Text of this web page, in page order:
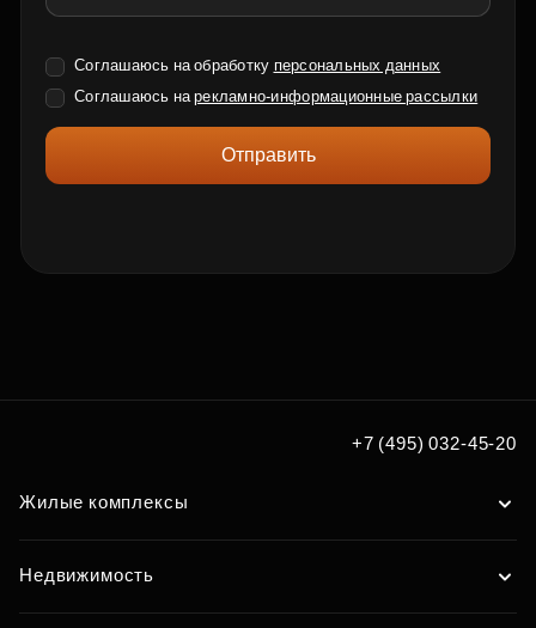
Соглашаюсь на обработку персональных данных
Соглашаюсь нарекламно-информационные рассылки
Отправить
+7 (495) 032-45-20
Жилые комплексы
Недвижимость